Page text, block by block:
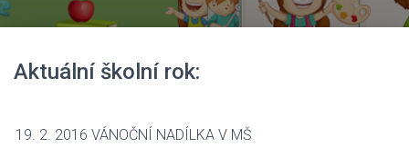
Aktuální školní rok:
19. 2. 2016 VÁNOČNÍ NADÍLKA V MŠ